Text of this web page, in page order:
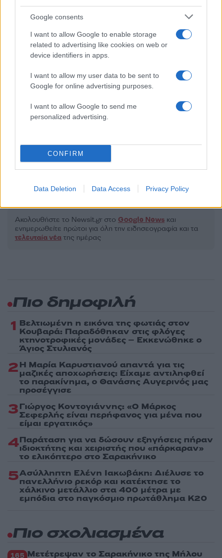
Google consents
I want to allow Google to enable storage
related to advertising like cookies on web or
device identifiers in apps.
I want to allow my user data to be sent to
Google for online advertising purposes.
I want to allow Google to send me
personalized advertising.
CONFIRM
Data Deletion Data Access Privacy Policy
Σχολίασε εδώ
50 /50
Υποβολή σχολίου
Πολιτική Απορρήτου&Όροι Χρήσηςτης Google.
Κόσμος
Share:
Ακολουθήστε το Νewsit.gr στο Google News και
ενημερωθείτε πρώτοι για όλη την ειδησεογραφία και τα
τελευταία νέα της ημέρας
Πιο δημοφιλή
1 Βελτιωμένη η εικόνα της φωτιάς στον
Κουβαρά: Παραδόθηκαν στις φλόγες
κτηνοτροφικές μονάδες – Εκκενώθηκε ο
Άγιος Στυλιανός
2Η Μαρία Καρυστιανού απαντά για τις
μαζικές αποχωρήσεις: Είχαμε αντιληφθεί
το παρακίνημα, ο Θανάσης Αυγερινός μας
προσέγγισε
3Γιώργος Κοντογιάννης: «Ο Μάρκος
Σεφερλής είναι περήφανος για μένα που
είμαι εργατικός»
4Παράταση για να δώσουν εξηγήσεις πήραν
ιδιοκτήτης και χειριστής που «πάρκαραν»
το ελικόπτερο στο Σαρακήνικο
5Ασύλληπτη Ελένη Ιακωβάκη: Διέλυσε το
πανελλήνιο ρεκόρ και κατέκτησε το
χάλκινο μετάλλιο στα 400 μέτρα με
εμπόδια στο παγκόσμιο πρωτάθλημα Κ20
Πιο σχολιασμένα
165 Μετέτρεψαν το Σαρακήνικο της Μήλου